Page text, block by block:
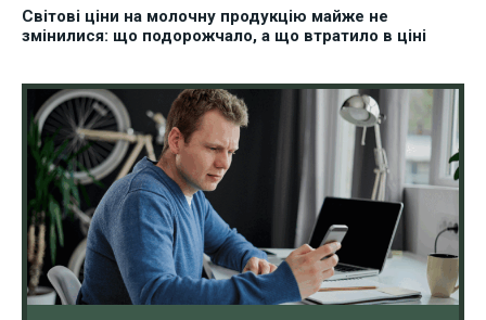
Світові ціни на молочну продукцію майже не
змінилися: що подорожчало, а що втратило в ціні